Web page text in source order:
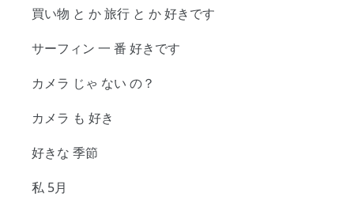
買い物 と か 旅行 と か 好きです
サーフィン 一 番 好きです
カメラ じゃ ない の？
カメラ も 好き
好きな 季節
私 5月